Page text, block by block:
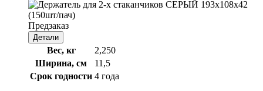
Предзаказ
Детали
Вес, кг
2,250
Ширина, см
11,5
Срок годности 4 года